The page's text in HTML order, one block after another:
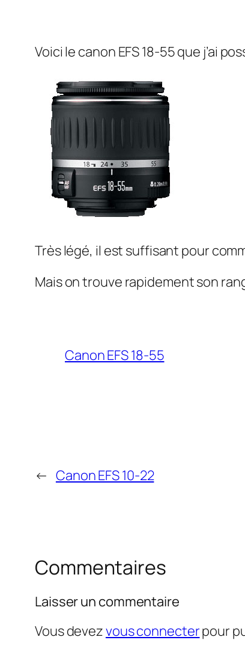
Voici le canon EFS 18-55 que j’ai
Très légé, il est suffisant pour
Mais on trouve rapidement son
Canon EFS 18-55
← Canon EFS 10-22
Commentaires
Laisser un commentaire
Vous devezvous connecterpour